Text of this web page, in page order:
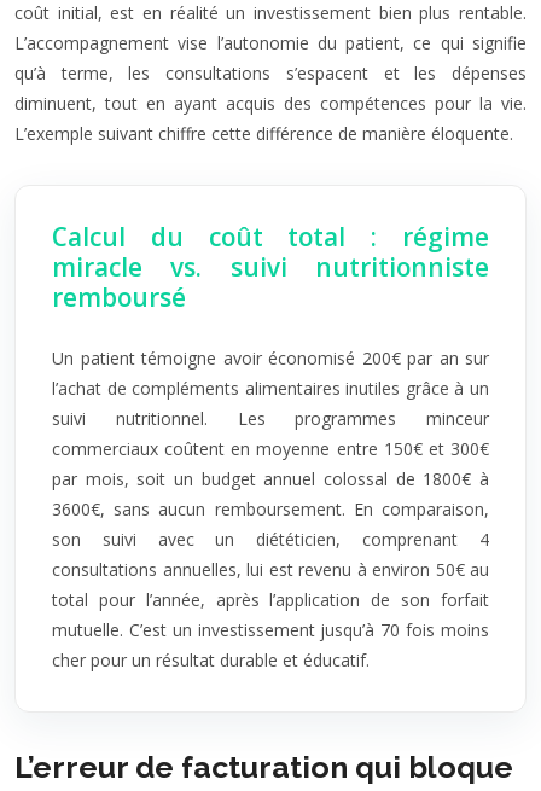
coût initial, est en réalité un investissement bien plus rentable.
L’accompagnement vise l’autonomie du patient, ce qui signifie
qu’à terme, les consultations s’espacent et les dépenses
diminuent, tout en ayant acquis des compétences pour la vie.
L’exemple suivant chiffre cette différence de manière éloquente.
Calcul du coût total : régime
miracle vs. suivi nutritionniste
remboursé
Un patient témoigne avoir économisé 200€ par an sur
l’achat de compléments alimentaires inutiles grâce à un
suivi nutritionnel. Les programmes minceur
commerciaux coûtent en moyenne entre 150€ et 300€
par mois, soit un budget annuel colossal de 1800€ à
3600€, sans aucun remboursement. En comparaison,
son suivi avec un diététicien, comprenant 4
consultations annuelles, lui est revenu à environ 50€ au
total pour l’année, après l’application de son forfait
mutuelle. C’est un investissement jusqu’à 70 fois moins
cher pour un résultat durable et éducatif.
L’erreur de facturation qui bloque